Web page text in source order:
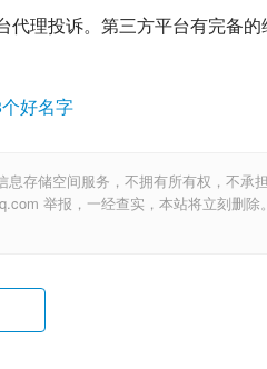
理投诉。第三方平台有完备
好名字
存储空间服务，不拥有所有权，不承
举报，一经查实，本站将立刻删除。